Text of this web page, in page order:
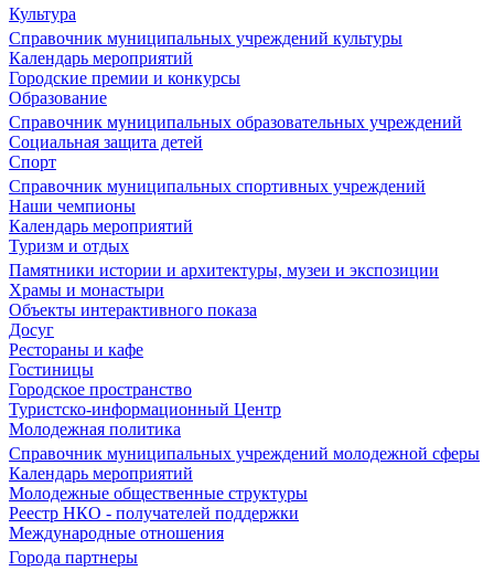
Культура
Справочник муниципальных учреждений культуры
Календарь мероприятий
Городские премии и конкурсы
Образование
Справочник муниципальных образовательных учреждений
Социальная защита детей
Спорт
Справочник муниципальных спортивных учреждений
Наши чемпионы
Календарь мероприятий
Туризм и отдых
Памятники истории и архитектуры, музеи и экспозиции
Храмы и монастыри
Объекты интерактивного показа
Досуг
Рестораны и кафе
Гостиницы
Городское пространство
Туристско-информационный Центр
Молодежная политика
Справочник муниципальных учреждений молодежной сферы
Календарь мероприятий
Молодежные общественные структуры
Реестр НКО - получателей поддержки
Международные отношения
Города партнеры